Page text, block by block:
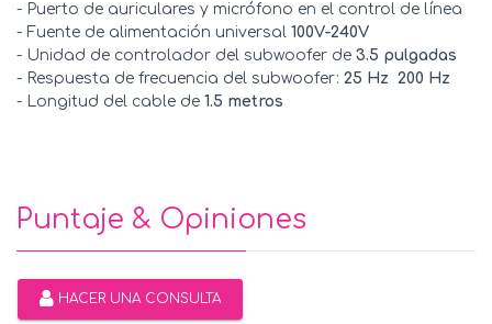
- Puerto de auriculares y micrófono en el control de línea
- Fuente de alimentación universal 100V-240V
- Unidad de controlador del subwoofer de 3.5 pulgadas
- Respuesta de frecuencia del subwoofer: 25 Hz  200 Hz
- Longitud del cable de 1.5 metros
Puntaje & Opiniones
HACER UNA CONSULTA